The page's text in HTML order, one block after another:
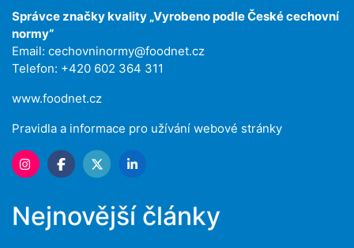
Správce značky kvality „Vyrobeno podle České cechovní
normy“
Email: cechovninormy@foodnet.cz
Telefon: +420 602 364 311
www.foodnet.cz
Pravidla a informace pro užívání webové stránky
Nejnovější články